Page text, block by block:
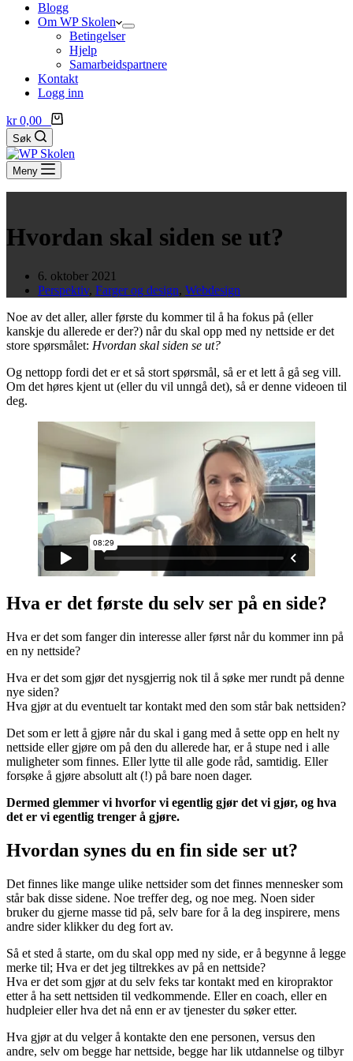
Blogg
Om WP Skolen
Betingelser
Hjelp
Samarbeidspartnere
Kontakt
Logg inn
Handlekurv
kr0,00
Søk
Meny
Hvordan skal siden se ut?
6. oktober 2021
Perspektiv, Farger og design, Webdesign
Noe av det aller, aller første du kommer til å ha fokus på (eller
kanskje du allerede er der?) når du skal opp med ny nettside er det
store spørsmålet: Hvordan skal siden se ut?
Og nettopp fordi det er et så stort spørsmål, så er et lett å gå seg vill.
Om det høres kjent ut (eller du vil unngå det), så er denne videoen til
deg.
Hva er det første du selv ser på en side?
Hva er det som fanger din interesse aller først når du kommer inn på
en ny nettside?
Hva er det som gjør det nysgjerrig nok til å søke mer rundt på denne
nye siden?
Hva gjør at du eventuelt tar kontakt med den som står bak nettsiden?
Det som er lett å gjøre når du skal i gang med å sette opp en helt ny
nettside eller gjøre om på den du allerede har, er å stupe ned i alle
muligheter som finnes. Eller lytte til alle gode råd, samtidig. Eller
forsøke å gjøre absolutt alt (!) på bare noen dager.
Dermed glemmer vi hvorfor vi egentlig gjør det vi gjør, og hva
det er vi egentlig trenger å gjøre.
Hvordan synes du en fin side ser ut?
Det finnes like mange ulike nettsider som det finnes mennesker som
står bak disse sidene. Noe treffer deg, og noe meg. Noen sider
bruker du gjerne masse tid på, selv bare for å la deg inspirere, mens
andre sider klikker du deg fort av.
Så et sted å starte, om du skal opp med ny side, er å begynne å legge
merke til; Hva er det jeg tiltrekkes av på en nettside?
Hva er det som gjør at du selv feks tar kontakt med en kiropraktor
etter å ha sett nettsiden til vedkommende. Eller en coach, eller en
hudpleier eller hva det nå enn er av tjenester du søker etter.
Hva gjør at du velger å kontakte den ene personen, versus den
andre, selv om begge har nettside, begge har lik utdannelse og tilbyr